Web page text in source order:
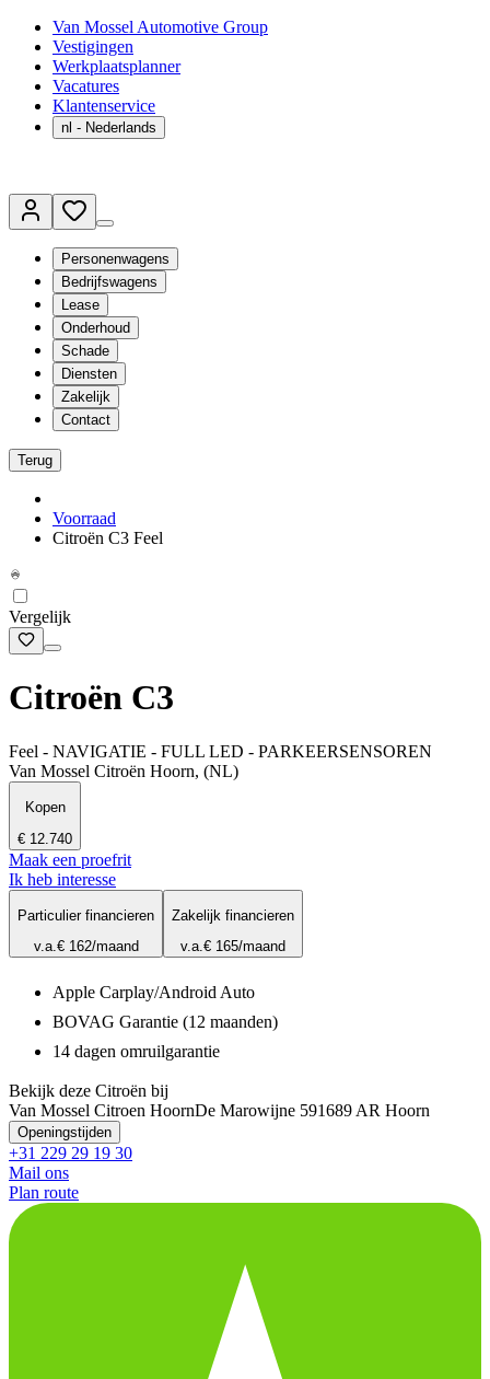
Van Mossel Automotive Group
Vestigingen
Werkplaatsplanner
Vacatures
Klantenservice
nl - Nederlands
Personenwagens
Bedrijfswagens
Lease
Onderhoud
Schade
Diensten
Zakelijk
Contact
Terug
Voorraad
Citroën C3 Feel
Vergelijk
Citroën C3
Feel - NAVIGATIE - FULL LED - PARKEERSENSOREN
Van Mossel Citroën Hoorn, (NL)
Kopen
€ 12.740
Maak een proefrit
Ik heb interesse
Particulier financieren
v.a.€ 162/maand
Zakelijk financieren
v.a.€ 165/maand
Apple Carplay/Android Auto
BOVAG Garantie (12 maanden)
14 dagen omruilgarantie
Bekijk deze Citroën bij
Van Mossel Citroen HoornDe Marowijne 591689 AR Hoorn
Openingstijden
+31 229 29 19 30
Mail ons
Plan route